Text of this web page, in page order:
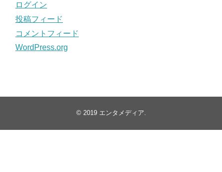
ログイン
投稿フィード
コメントフィード
WordPress.org
© 2019 エンタメディア.